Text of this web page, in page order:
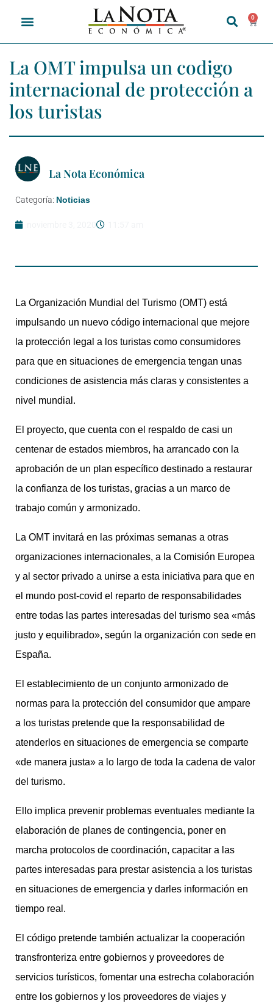
0
La OMT impulsa un codigo
internacional de protección a
los turistas
La Nota Económica
Categoría: Noticias
La Organización Mundial del Turismo (OMT) está
impulsando un nuevo código internacional que mejore
la protección legal a los turistas como consumidores
para que en situaciones de emergencia tengan unas
condiciones de asistencia más claras y consistentes a
nivel mundial.
El proyecto, que cuenta con el respaldo de casi un
centenar de estados miembros, ha arrancado con la
aprobación de un plan específico destinado a restaurar
la confianza de los turistas, gracias a un marco de
trabajo común y armonizado.
La OMT invitará en las próximas semanas a otras
organizaciones internacionales, a la Comisión Europea
y al sector privado a unirse a esta iniciativa para que en
el mundo post-covid el reparto de responsabilidades
entre todas las partes interesadas del turismo sea «más
justo y equilibrado», según la organización con sede en
España.
El establecimiento de un conjunto armonizado de
normas para la protección del consumidor que ampare
a los turistas pretende que la responsabilidad de
atenderlos en situaciones de emergencia se comparte
«de manera justa» a lo largo de toda la cadena de valor
del turismo.
Ello implica prevenir problemas eventuales mediante la
elaboración de planes de contingencia, poner en
marcha protocolos de coordinación, capacitar a las
partes interesadas para prestar asistencia a los turistas
en situaciones de emergencia y darles información en
tiempo real.
El código pretende también actualizar la cooperación
transfronteriza entre gobiernos y proveedores de
servicios turísticos, fomentar una estrecha colaboración
entre los gobiernos y los proveedores de viajes y